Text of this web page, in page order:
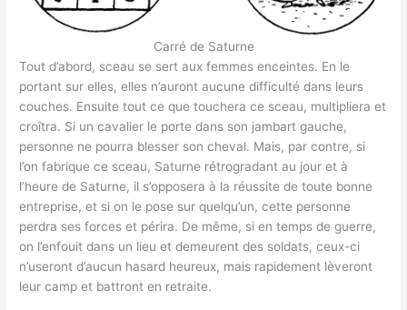
Carré de Saturne
Tout d’abord, sceau se sert aux femmes enceintes. En le
portant sur elles, elles n’auront aucune difficulté dans leurs
couches. Ensuite tout ce que touchera ce sceau, multipliera et
croîtra. Si un cavalier le porte dans son jambart gauche,
personne ne pourra blesser son cheval. Mais, par contre, si
l’on fabrique ce sceau, Saturne rétrogradant au jour et à
l’heure de Saturne, il s’opposera à la réussite de toute bonne
entreprise, et si on le pose sur quelqu’un, cette personne
perdra ses forces et périra. De même, si en temps de guerre,
on l’enfouit dans un lieu et demeurent des soldats, ceux-ci
n’useront d’aucun hasard heureux, mais rapidement lèveront
leur camp et battront en retraite.